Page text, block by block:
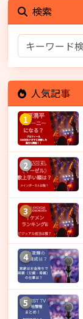
検索
人気記事
1
2
3
4
5